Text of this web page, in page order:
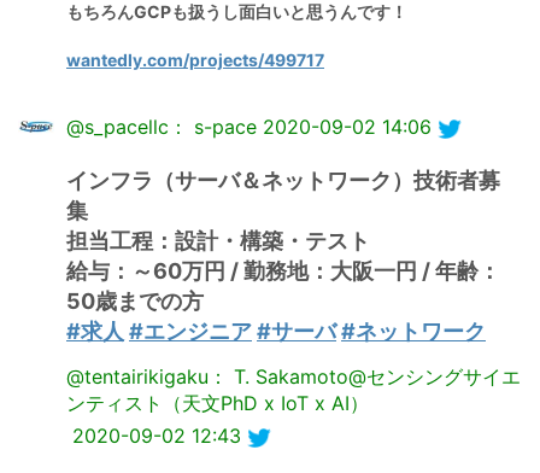
もちろんGCPも扱うし面白いと思うんです！
wantedly.com/projects/499717
@s_pacellc： s-pace 2020-09-02 14:06
インフラ（サーバ＆ネットワーク）技術者募
集
担当工程：設計・構築・テスト
給与：～60万円 / 勤務地：大阪一円 / 年齢：
50歳までの方
#求人 #エンジニア#サーバ#ネットワーク
@tentairikigaku： T. Sakamoto@センシングサイエ
ンティスト（天文PhD x IoT x AI）
2020-09-02 12:43